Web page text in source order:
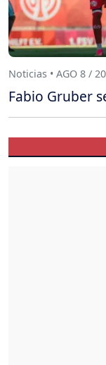
Noticias • AGO 8 /
Fabio Gruber